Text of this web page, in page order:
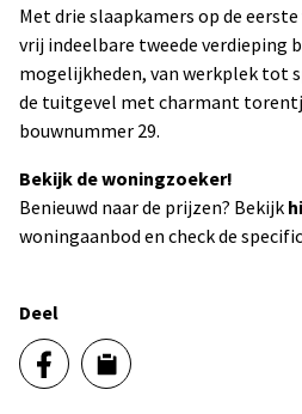
Met drie slaapkamers op de
vrij indeelbare tweede verdieping
mogelijkheden, van werkplek tot
de tuitgevel met charmant
bouwnummer 29.
Bekijk de woningzoeker!
Benieuwd naar de prijzen? Bekijk
woningaanbod en check de
Deel